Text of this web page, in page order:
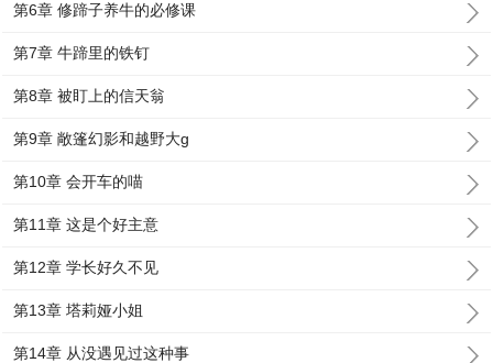
第6章 修蹄子养牛的必修课
第7章 牛蹄里的铁钉
第8章 被盯上的信天翁
第9章 敞篷幻影和越野大g
第10章 会开车的喵
第11章 这是个好主意
第12章 学长好久不见
第13章 塔莉娅小姐
第14章 从没遇见过这种事